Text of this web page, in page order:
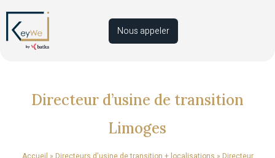
Nous appeler
Directeur d’usine de transition
Limoges